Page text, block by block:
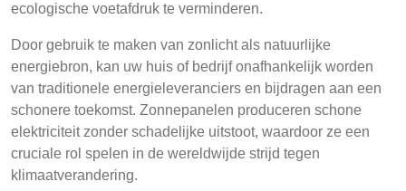
ecologische voetafdruk te verminderen.
Door gebruik te maken van zonlicht als natuurlijke
energiebron, kan uw huis of bedrijf onafhankelijk worden
van traditionele energieleveranciers en bijdragen aan een
schonere toekomst. Zonnepanelen produceren schone
elektriciteit zonder schadelijke uitstoot, waardoor ze een
cruciale rol spelen in de wereldwijde strijd tegen
klimaatverandering.